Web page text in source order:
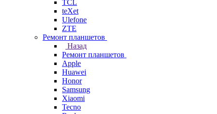
TCL
teXet
Ulefone
ZTE
Ремонт планшетов
Назад
Ремонт планшетов
Apple
Huawei
Honor
Samsung
Xiaomi
Tecno